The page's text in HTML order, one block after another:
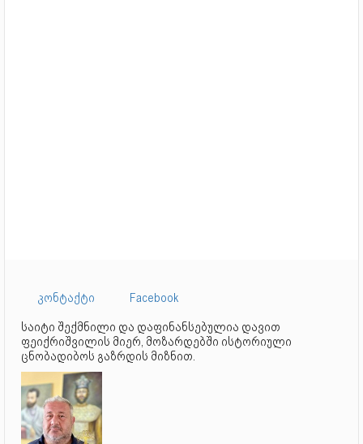
კონტაქტი
Facebook
საიტი შექმნილი და დაფინანსებულია დავით
ფეიქრიშვილის მიერ, მოზარდებში ისტორიული
ცნობადიბოს გაზრდის მიზნით.